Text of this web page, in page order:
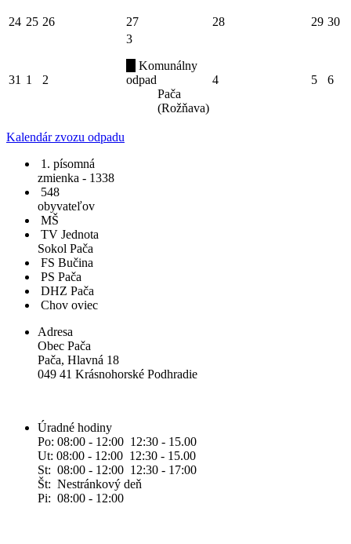
24 25 26 27 28 29 30
31 1 2
3
Komunálny
odpad
Pača
(Rožňava)
4 5 6
Kalendár zvozu odpadu
1. písomná
zmienka - 1338
548
obyvateľov
MŠ
TV Jednota
Sokol Pača
FS Bučina
PS Pača
DHZ Pača
Chov oviec
Adresa
Obec Pača
Pača, Hlavná 18
049 41 Krásnohorské Podhradie
Úradné hodiny
Po: 08:00 - 12:00 12:30 - 15.00
Ut: 08:00 - 12:00 12:30 - 15.00
St: 08:00 - 12:00 12:30 - 17:00
Št: Nestránkový deň
Pi: 08:00 - 12:00